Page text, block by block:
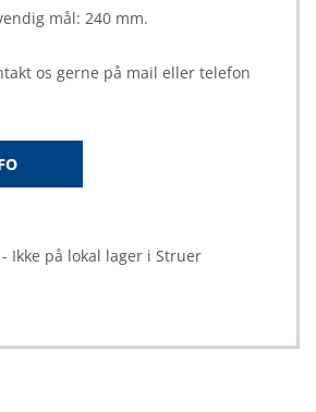
mål: 240 mm.
os gerne på mail eller telefon
Ikke på lokal lager i Struer